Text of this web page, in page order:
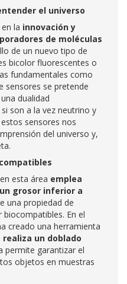
el universo
la innovación y
de moléculas
de un nuevo tipo de
bicolor fluorescentes o
fundamentales como
sensores se pretende
dualidad
son a la vez neutrino y
sensores nos
del universo y,
esta área emplea
grosor inferior a
una propiedad de
En el
creado una herramienta
realiza un doblado
permite garantizar el
objetos en muestras